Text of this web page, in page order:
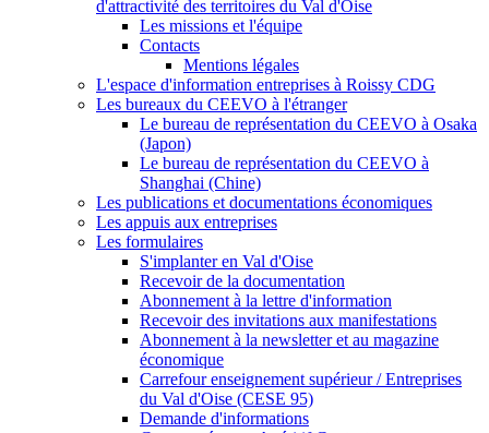
d'attractivité des territoires du Val d'Oise
Les missions et l'équipe
Contacts
Mentions légales
L'espace d'information entreprises à Roissy CDG
Les bureaux du CEEVO à l'étranger
Le bureau de représentation du CEEVO à Osaka
(Japon)
Le bureau de représentation du CEEVO à
Shanghai (Chine)
Les publications et documentations économiques
Les appuis aux entreprises
Les formulaires
S'implanter en Val d'Oise
Recevoir de la documentation
Abonnement à la lettre d'information
Recevoir des invitations aux manifestations
Abonnement à la newsletter et au magazine
économique
Carrefour enseignement supérieur / Entreprises
du Val d'Oise (CESE 95)
Demande d'informations